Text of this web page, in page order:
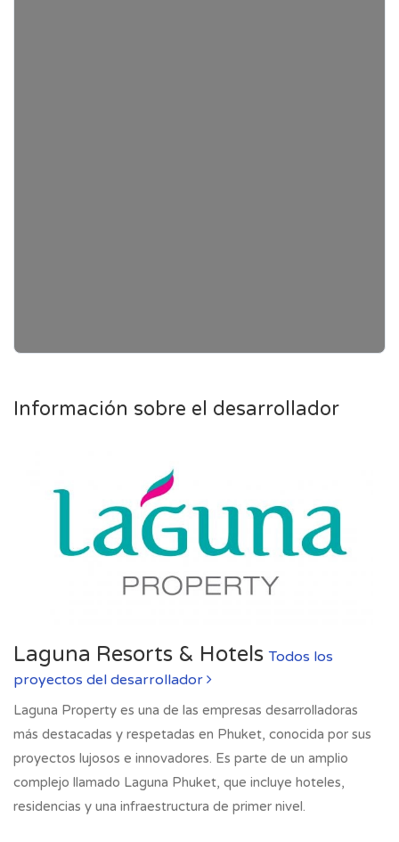
Información sobre el desarrollador
Laguna Resorts & HotelsTodos los
proyectos del desarrollador
Laguna Property es una de las empresas desarrolladoras
más destacadas y respetadas en Phuket, conocida por sus
proyectos lujosos e innovadores. Es parte de un amplio
complejo llamado Laguna Phuket, que incluye hoteles,
residencias y una infraestructura de primer nivel.